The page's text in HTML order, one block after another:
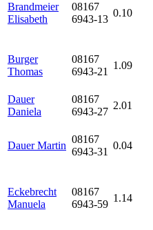
Brandmeier
Elisabeth
08167
6943-13
0.10
Burger
Thomas
08167
6943-21
1.09
Dauer
Daniela
08167
6943-27
2.01
Dauer Martin
08167
6943-31
0.04
Eckebrecht
Manuela
08167
6943-59
1.14